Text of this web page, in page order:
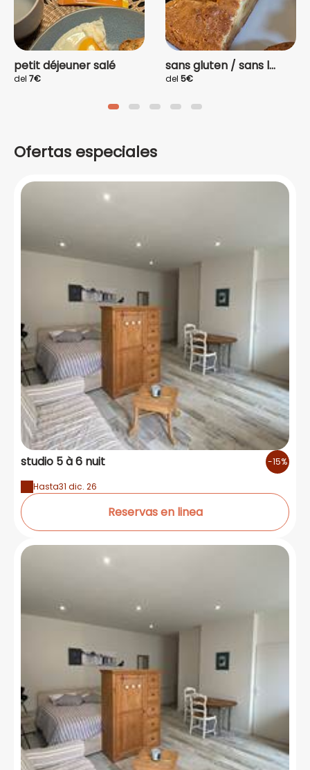
petit déjeuner salé
del 7€
sans gluten / sans l...
del 5€
Ofertas especiales
studio 5 à 6 nuit -15%
Hasta31 dic. 26
Reservas en linea